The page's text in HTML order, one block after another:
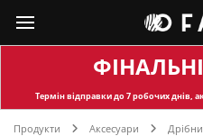
Термін відправкидо 7 робочих днів,
Продукти Аксесуари